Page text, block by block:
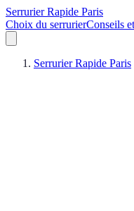
Serrurier Rapide Paris
Choix du serrurierConseils
Serrurier Rapide Paris